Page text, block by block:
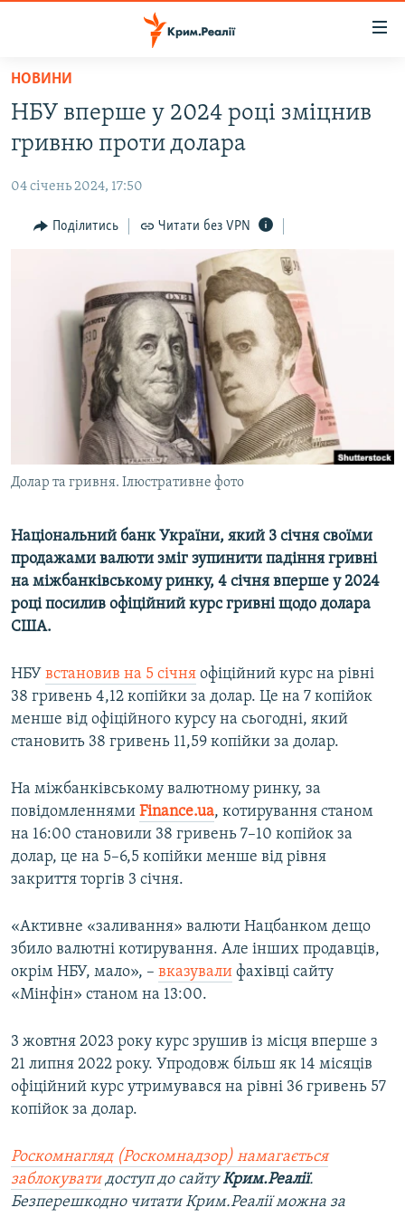
Перейти
основного
матеріалу
Перейти
до
навігації
ВОДА.КРИМ
ВІДЕО ТА ФОТО
ПОЛІТИКА
БЛОГИ
ВСЕ ЗА ДЕНЬ
СПЕЦПРОЕКТИ
ДЕПОРТАЦІЯ
ВІДЕОУРОКИ «ELIFBE»
СВІДЧЕННЯ ОКУПАЦІЇ
УКРАЇНСЬКА ПРОБЛЕМА КРИМУ
ЯК ОБІЙТИ БЛОКУВАННЯ
Qırımtatar
Усі сайти RFE/RL
НОВИНИ
НБУ вперше у 2024 році зміцнив
гривню проти долара
04 січень 2024, 17:50
Поділитись Читати без VPN
Долар та гривня. Ілюстративне фото
Національний банк України, який 3 січня своїми
продажами валюти зміг зупинити падіння гривні
на міжбанківському ринку, 4 січня вперше у 2024
році посилив офіційний курс гривні щодо долара
США.
НБУ встановив на 5 січня офіційний курс на рівні
38 гривень 4,12 копійки за долар. Це на 7 копійок
менше від офіційного курсу на сьогодні, який
становить 38 гривень 11,59 копійки за долар.
На міжбанківському валютному ринку, за
повідомленнями Finance.ua, котирування станом
на 16:00 становили 38 гривень 7–10 копійок за
долар, це на 5–6,5 копійки менше від рівня
закриття торгів 3 січня.
«Активне «заливання» валюти Нацбанком дещо
збило валютні котирування. Але інших продавців,
окрім НБУ, мало», – вказували фахівці сайту
«Мінфін» станом на 13:00.
3 жовтня 2023 року курс зрушив із місця вперше з
21 липня 2022 року. Упродовж більш як 14 місяців
офіційний курс утримувався на рівні 36 гривень 57
копійок за долар.
Роскомнагляд (Роскомнадзор) намагається
заблокуватидоступ до сайтуКрим.Реалії.
Безперешкодно читати Крим.Реалії можна за